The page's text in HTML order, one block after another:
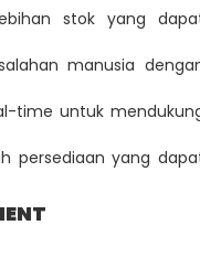
stok yang
manusia
time untuk
persediaan yang